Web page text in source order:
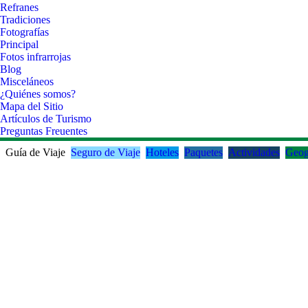
Refranes
Tradiciones
Fotografías
Principal
Fotos infrarrojas
Blog
Misceláneos
¿Quiénes somos?
Mapa del Sitio
Artículos de Turismo
Preguntas Freuentes
Guía de Viaje Seguro de Viaje Hoteles Paquetes Actividades